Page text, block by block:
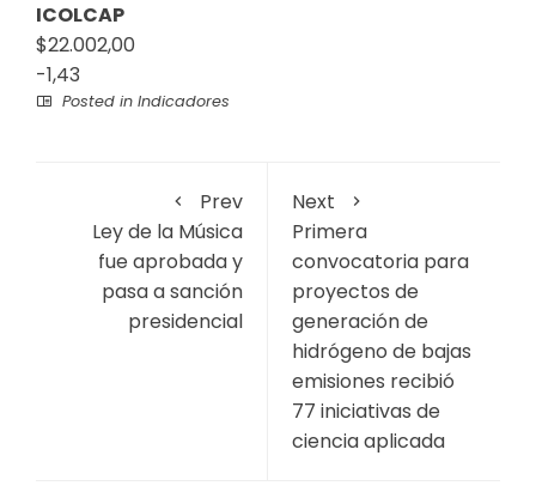
ICOLCAP
$22.002,00
-1,43
Posted in Indicadores
Prev
Ley de la Música
fue aprobada y
pasa a sanción
presidencial
Next
Primera
convocatoria para
proyectos de
generación de
hidrógeno de bajas
emisiones recibió
77 iniciativas de
ciencia aplicada